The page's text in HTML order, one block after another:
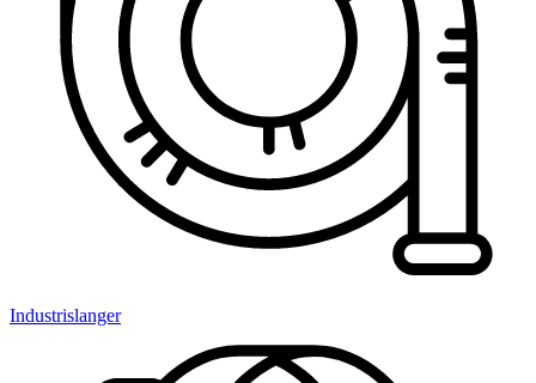
Industrislanger